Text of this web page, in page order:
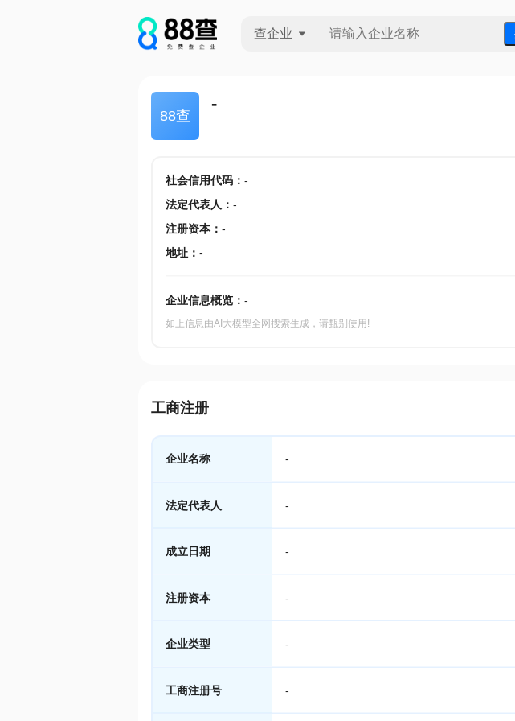
查企业
88查
-
社会信用代码： -
法定代表人 ： -
注册资本： -
地址： -
企业信息概览： -
如上信息由AI大模型全网搜索生成，请甄别使用!
工商注册
企业名称 -
法定代表人 -
成立日期 -
注册资本 -
企业类型 -
工商注册号 -